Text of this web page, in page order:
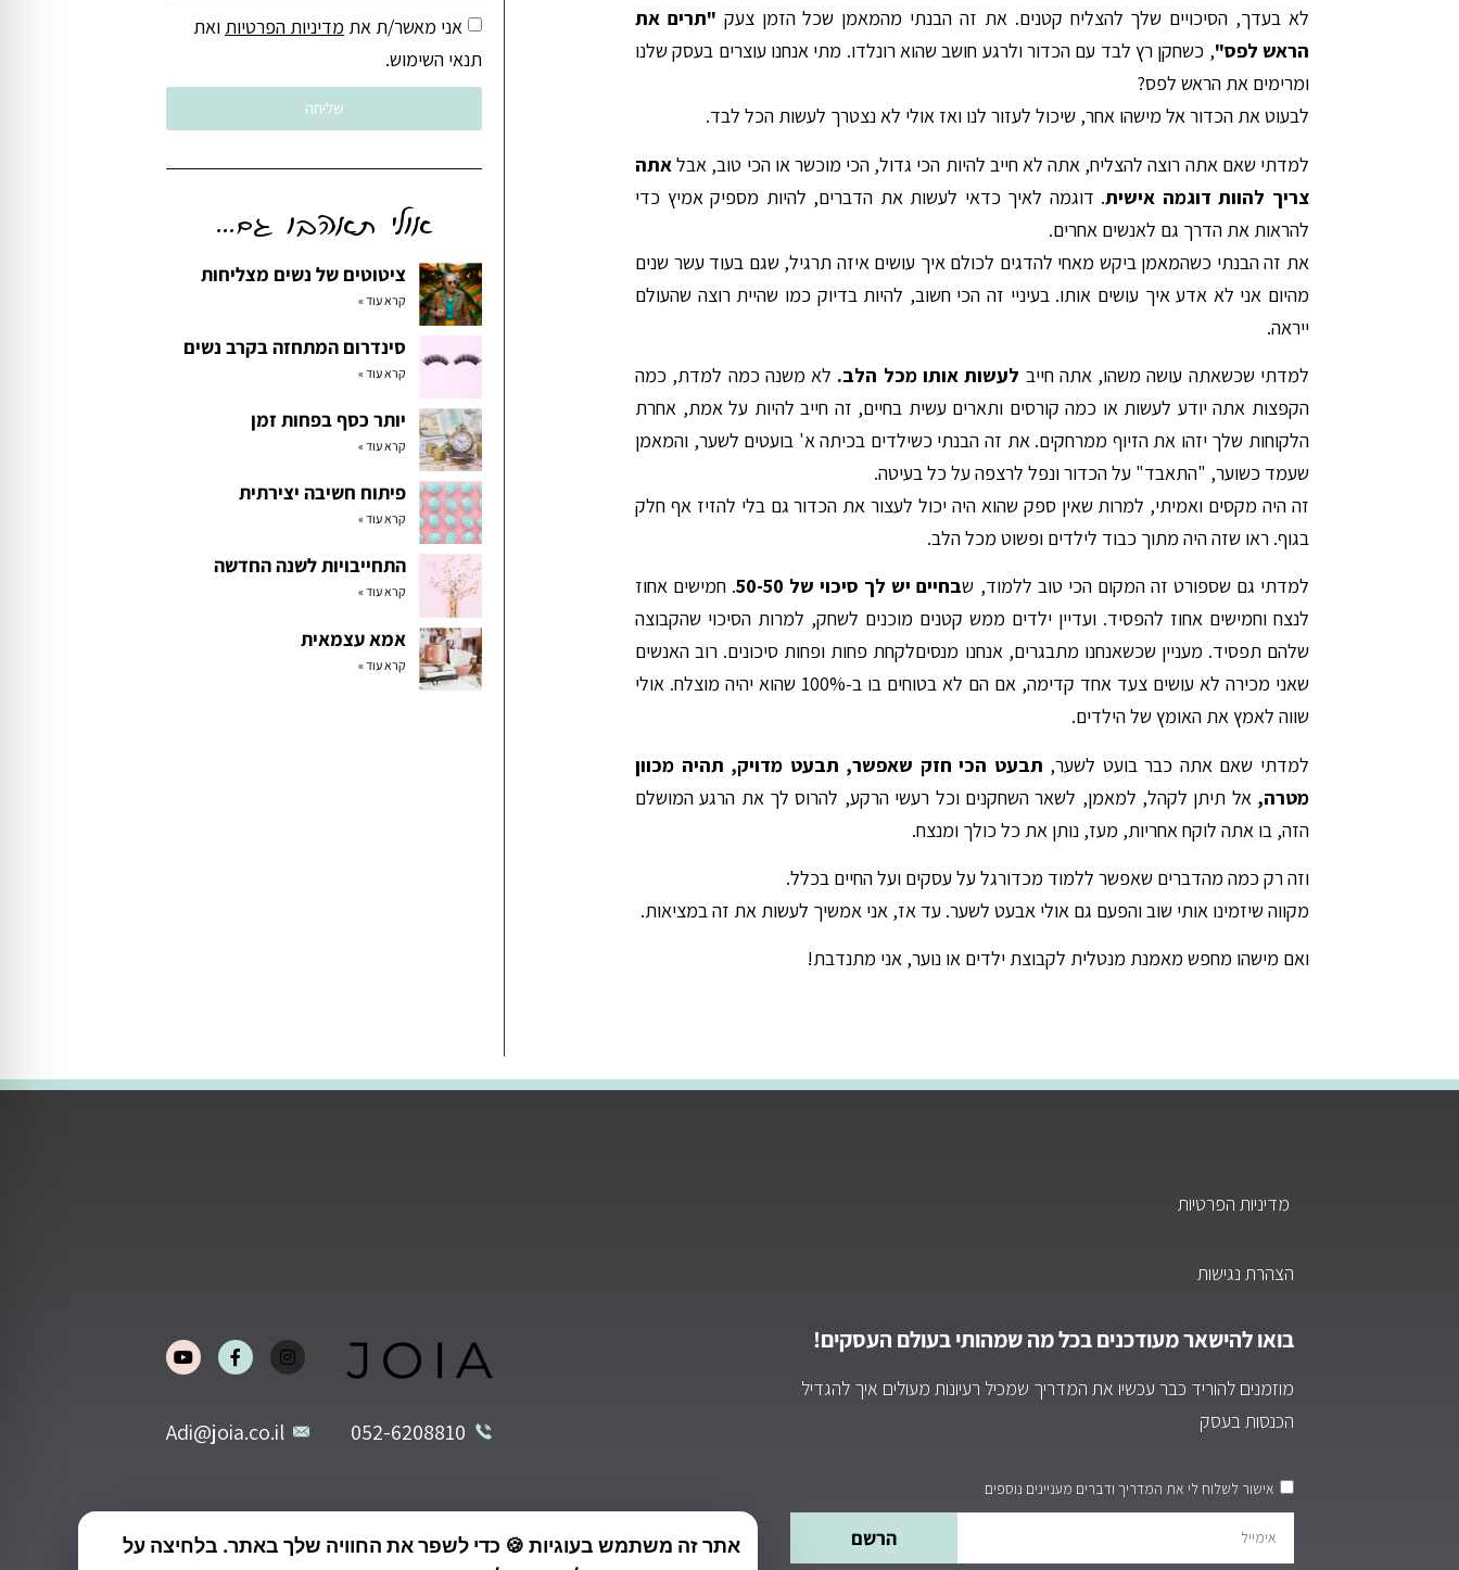
לא בעדך, הסיכויים שלך להצליח קטנים. את זה הבנתי מהמאמן שכל הזמן צעק "תרים את
הראש לפס", כשחקן רץ לבד עם הכדור ולרגע חושב שהוא רונלדו. מתי אנחנו עוצרים בעסק שלנו
ומרימים את הראש לפס?
לבעוט את הכדור אל מישהו אחר, שיכול לעזור לנו ואז אולי לא נצטרך לעשות הכל לבד.
למדתי שאם אתה רוצה להצליח, אתה לא חייב להיות הכי גדול, הכי מוכשר או הכי טוב, אבלאתה
צריך להוות דוגמה אישית. דוגמה לאיך כדאי לעשות את הדברים, להיות מספיק אמיץ כדי
להראות את הדרך גם לאנשים אחרים.
את זה הבנתי כשהמאמן ביקש מאחי להדגים לכולם איך עושים איזה תרגיל, שגם בעוד עשר שנים
מהיום אני לא אדע איך עושים אותו. בעיניי זה הכי חשוב, להיות בדיוק כמו שהיית רוצה שהעולם
ייראה.
למדתי שכשאתה עושה משהו, אתה חייב לעשות אותו מכל הלב. לא משנה כמה למדת, כמה
הקפצות אתה יודע לעשות או כמה קורסים ותארים עשית בחיים, זה חייב להיות על אמת, אחרת
הלקוחות שלך יזהו את הזיוף ממרחקים. את זה הבנתי כשילדים בכיתה א' בועטים לשער, והמאמן
שעמד כשוער, "התאבד" על הכדור ונפל לרצפה על כל בעיטה.
זה היה מקסים ואמיתי, למרות שאין ספק שהוא היה יכול לעצור את הכדור גם בלי להזיז אף חלק
בגוף. ראו שזה היה מתוך כבוד לילדים ופשוט מכל הלב.
למדתי גם שספורט זה המקום הכי טוב ללמוד, שבחיים יש לך סיכוי של 50-50
. חמישים אחוז
לנצח וחמישים אחוז להפסיד. ועדיין ילדים ממש קטנים מוכנים לשחק, למרות הסיכוי שהקבוצה
שלהם תפסיד. מעניין שכשאנחנו מתבגרים, אנחנו מנסיםלקחת פחות ופחות סיכונים. רוב האנשים
שאני מכירה לא עושים צעד אחד קדימה, אם הם לא בטוחים בו ב-100% שהוא יהיה מוצלח. אולי
שווה לאמץ את האומץ של הילדים.
למדתי שאם אתה כבר בועט לשער, תבעט הכי חזק שאפשר, תבעט מדויק, תהיה מכוון
מטרה,אל תיתן לקהל, למאמן, לשאר השחקנים וכל רעשי הרקע, להרוס לך את הרגע המושלם
הזה, בו אתה לוקח אחריות, מעז, נותן את כל כולך ומנצח.
וזה רק כמה מהדברים שאפשר ללמוד מכדורגל על עסקים ועל החיים בכלל.
מקווה שיזמינו אותי שוב והפעם גם אולי אבעט לשער. עד אז, אני אמשיך לעשות את זה במציאות.
ואם מישהו מחפש מאמנת מנטלית לקבוצת ילדים או נוער, אני מתנדבת!
אני מאשר/ת את מדיניות הפרטיות ואת
תנאי השימוש.
שליחה
אולי תאהבו גם...
ציטוטים של נשים מצליחות
קרא עוד »
סינדרום המתחזה בקרב נשים
קרא עוד »
יותר כסף בפחות זמן
קרא עוד »
פיתוח חשיבה יצירתית
קרא עוד »
התחייבויות לשנה החדשה
קרא עוד »
אמא עצמאית
קרא עוד »
מדיניות הפרטיות
הצהרת נגישות
בואו להישאר מעודכנים בכל מה שמהותי בעולם העסקים!
מוזמנים להוריד כבר עכשיו את המדריך שמכיל רעיונות מעולים איך להגדיל
הכנסות בעסק
אישור לשלוח לי את המדריך ודברים מעניינים נוספים
הרשם
052-6208810
Adi@joia.co.il
אתר זה משתמש בעוגיות 🍪 כדי לשפר את החוויה שלך באתר. בלחיצה על